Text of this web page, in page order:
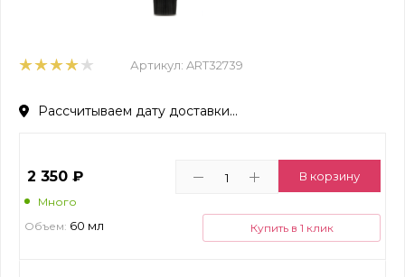
Артикул: ART32739
Рассчитываем дату доставки...
2 350 ₽
Много
Объем: 60 мл
В корзину
Купить в 1 клик